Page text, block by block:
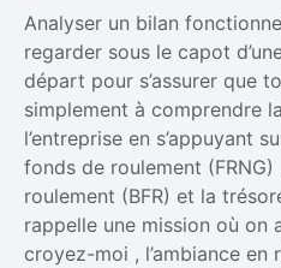
Analyser un bilan
regarder sous le capot
départ pour s’assurer que
simplement à comprendre
l’entreprise en s’appuyant
fonds de roulement
roulement (BFR) et la
rappelle une mission où on
croyez-moi , l’ambiance